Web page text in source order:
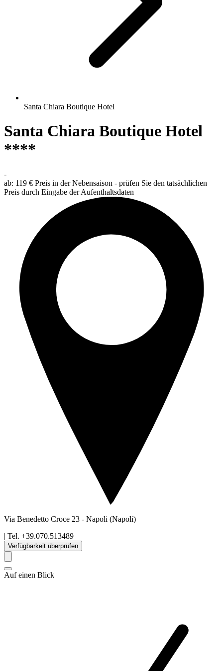
Santa Chiara Boutique Hotel
Santa Chiara Boutique Hotel
****
-
ab: 119 € Preis in der Nebensaison - prüfen Sie den tatsächlichen
Preis durch Eingabe der Aufenthaltsdaten
Via Benedetto Croce 23 - Napoli (Napoli)
| Tel. +39.070.513489
Verfügbarkeit überprüfen
Auf einen Blick